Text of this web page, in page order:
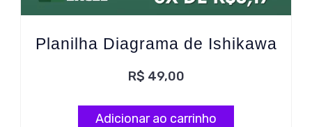
Planilha Diagrama de Ishikawa
R$ 49,00
Adicionar ao carrinho